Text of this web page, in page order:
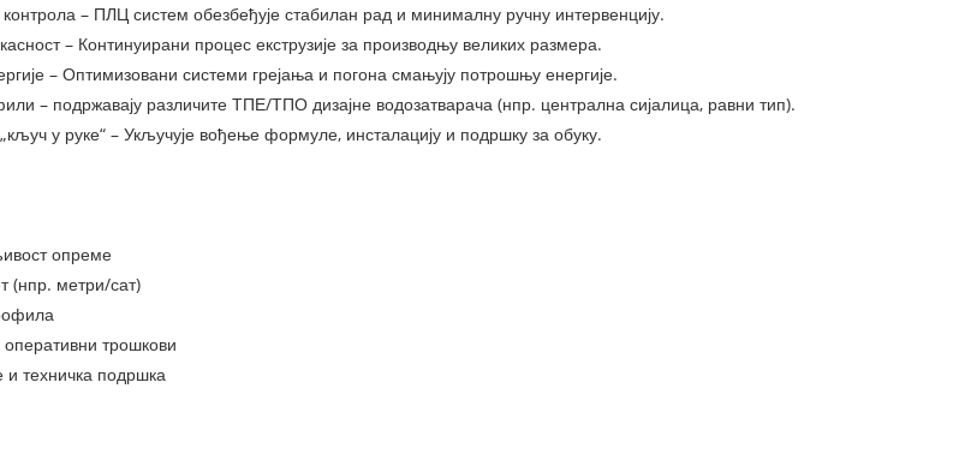
– ПЛЦ систем обезбеђује стабилан рад и минималну ручну интервенцију.
– Континуирани процес екструзије за производњу великих размера.
– Оптимизовани системи грејања и погона смањују потрошњу енергије.
– подржавају различите ТПЕ/ТПО дизајне водозатварача (нпр. централна сијалица, равни тип).
у руке“ – Укључује вођење формуле, инсталацију и подршку за обуку.
опреме
(нпр. метри/сат)
трошкови
и техничка подршка